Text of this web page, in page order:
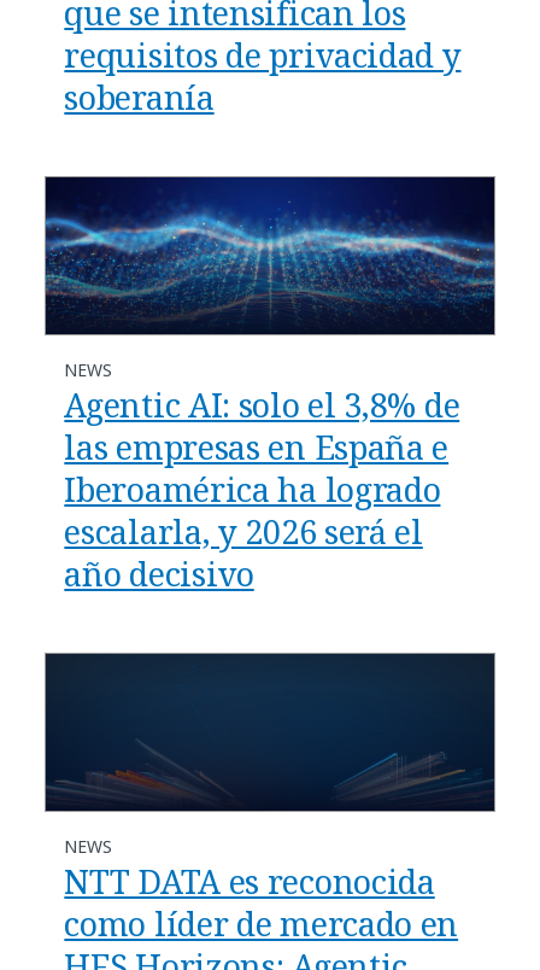
que se intensifican los
requisitos de privacidad y
soberanía
NEWS
Agentic AI: solo el 3,8% de
las empresas en España e
Iberoamérica ha logrado
escalarla, y 2026 será el
año decisivo
NEWS
NTT DATA es reconocida
como líder de mercado en